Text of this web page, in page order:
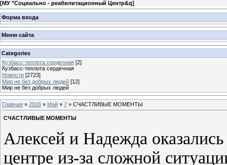
[МУ "Социально - реабилитационный Центр&q]
Форма входа
Меню сайта
Categories
Кузбасс-теплота сердечная [2]
Кузбасс-теплота сердечная
Новости [2723]
Мир не без добрых людей [12]
Мир не без добрых людей
Главная » 2026 » Май » 7 » СЧАСТЛИВЫЕ МОМЕНТЫ
СЧАСТЛИВЫЕ МОМЕНТЫ
Алексей и Надежда
центре из-за сложной